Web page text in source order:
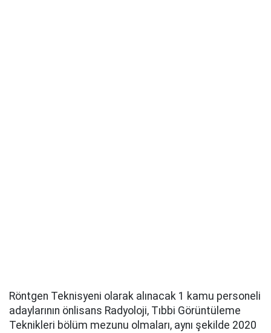
Röntgen Teknisyeni olarak alınacak 1 kamu personeli
adaylarının önlisans Radyoloji, Tıbbi Görüntüleme
Teknikleri bölüm mezunu olmaları, aynı şekilde 2020